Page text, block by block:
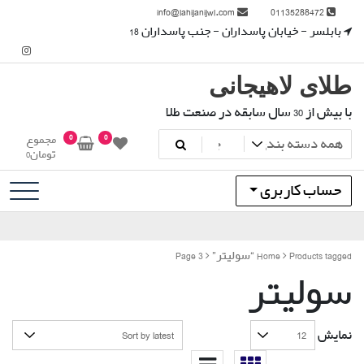
محتوابابلسر - خیابان پاسداران - جنب پاسداران 18
طلای لاهیجانی
با بیش از 30 سال سابقه در صنعت طلا
0
0 مجموع
تومان0
حساب کاربری
Home Products tagged “سولیتر”
سولیتر
نمایش